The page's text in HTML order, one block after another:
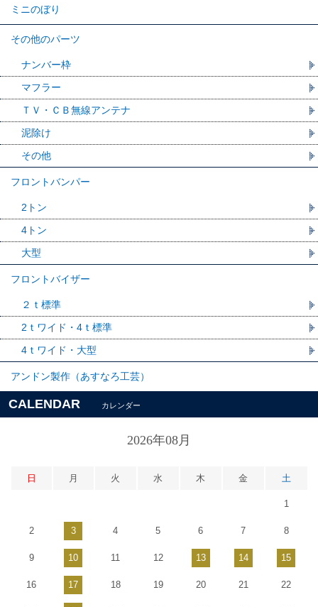
ミニのぼり
その他のパーツ
ナンバー枠
マフラー
ＴＶ・ＣＢ無線アンテナ
泥除け
その他
フロントバンパー
2トン
4トン
大型
フロントバイザー
２ｔ標準
2ｔワイド・4ｔ標準
4ｔワイド・大型
アンドン製作（あすなろ工芸）
CALENDAR カレンダー
2026年08月
日 月 火 水 木 金 土
1
2 3 4 5 6 7 8
9 10 11 12 13 14 15
16 17 18 19 20 21 22